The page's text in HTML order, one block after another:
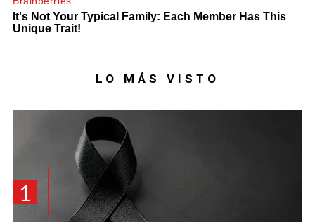
LO MÁS VISTO
1